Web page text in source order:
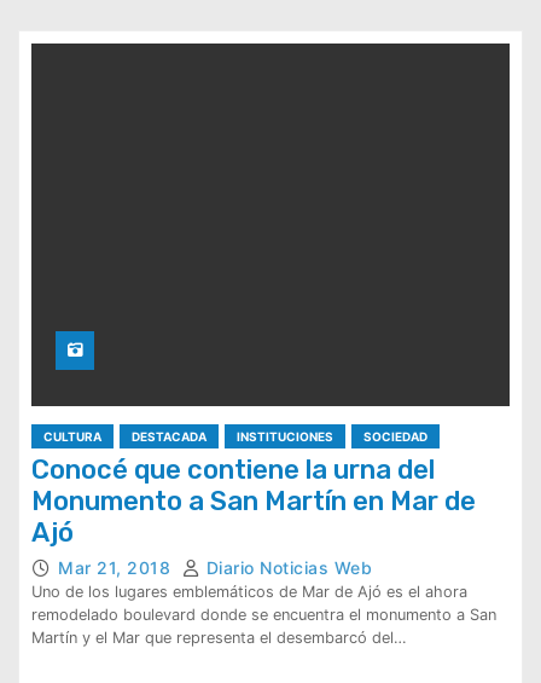
CULTURA DESTACADA INSTITUCIONES SOCIEDAD
Conocé que contiene la urna del
Monumento a San Martín en Mar de
Ajó
Mar 21, 2018 Diario Noticias Web
Uno de los lugares emblemáticos de Mar de Ajó es el ahora
remodelado boulevard donde se encuentra el monumento a San
Martín y el Mar que representa el desembarcó del…